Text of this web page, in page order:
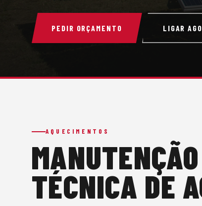
PEDIR ORÇAMENTO LIGAR
AQUECIMENTOS
TÉCNICA DE